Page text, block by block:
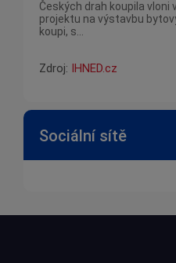
Českých drah koupila vloni
projektu na výstavbu
koupi, s...
Zdroj: IHNED.cz
Sociální sítě